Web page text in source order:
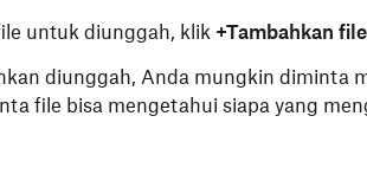
untuk diunggah, klik +Tambahkan
diunggah, Anda mungkin diminta
file bisa mengetahui siapa yang